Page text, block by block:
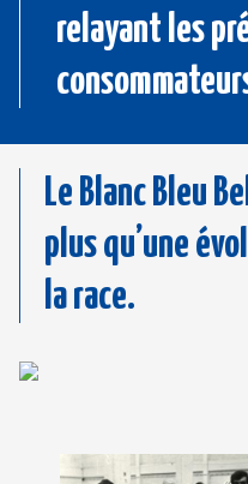
relayant les
Le Blanc Bleu
plus qu’une
la race.
Image
Image